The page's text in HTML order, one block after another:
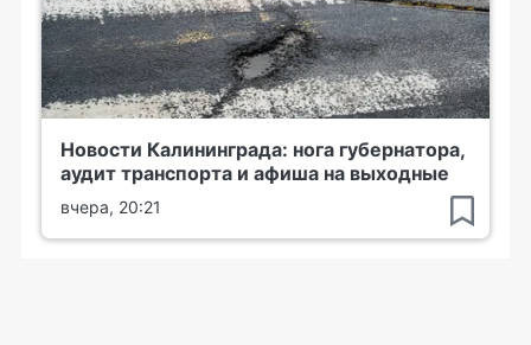
Новости Калининграда: нога губернатора,
аудит транспорта и афиша на выходные
вчера, 20:21